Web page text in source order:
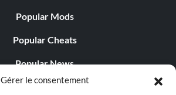
Gérer le consentement
Popular Mods
Popular Cheats
Popular News
Popular Editorials